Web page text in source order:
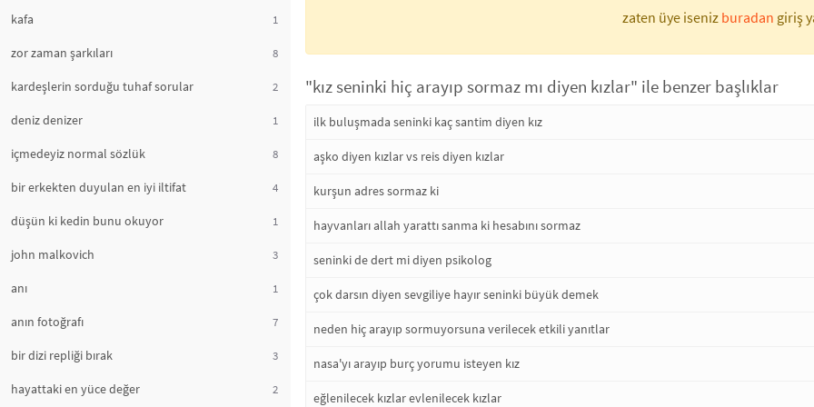
kafa 1
zor zaman şarkıları 8
kardeşlerin sorduğu tuhaf sorular 2
deniz denizer 1
içmedeyiz normal sözlük 8
bir erkekten duyulan en iyi iltifat 4
düşün ki kedin bunu okuyor 1
john malkovich 3
anı 1
anın fotoğrafı 7
bir dizi repliği bırak 3
hayattaki en yüce değer 2
zaten üye iseniz buradan giriş
"kız seninki hiç arayıp sormaz mı diyen kızlar" ile benzer başlıklar
ilk buluşmada seninki kaç santim diyen kız
aşko diyen kızlar vs reis diyen kızlar
kurşun adres sormaz ki
hayvanları allah yarattı sanma ki hesabını sormaz
seninki de dert mi diyen psikolog
çok darsın diyen sevgiliye hayır seninki büyük demek
neden hiç arayıp sormuyorsuna verilecek etkili yanıtlar
nasa'yı arayıp burç yorumu isteyen kız
eğlenilecek kızlar evlenilecek kızlar